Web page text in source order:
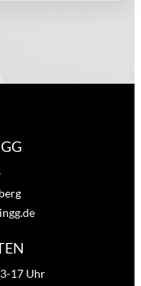
17 Uhr